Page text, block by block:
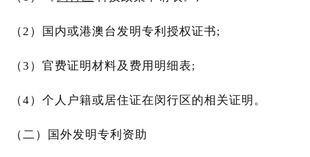
（2）国内或港澳台发明专利授权证书;
（3）官费证明材料及费用明细表;
（4）个人户籍或居住证在闵行区的相关证明。
（二）国外发明专利资助